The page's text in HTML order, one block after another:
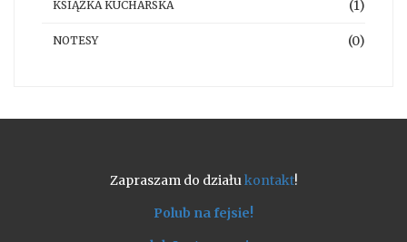
KSIĄŻKA KUCHARSKA (1)
NOTESY (0)
Zapraszam do działukontakt!
Polub na fejsie!